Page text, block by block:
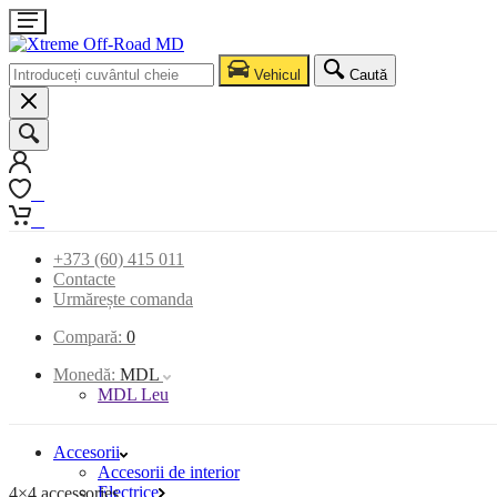
Vehicul Caută
+373 (60) 415 011
Contacte
Urmărește comanda
Compară: 0
Monedă: MDL
MDL Leu
Accesorii
Accesorii de interior
Electrice
4×4 accessories